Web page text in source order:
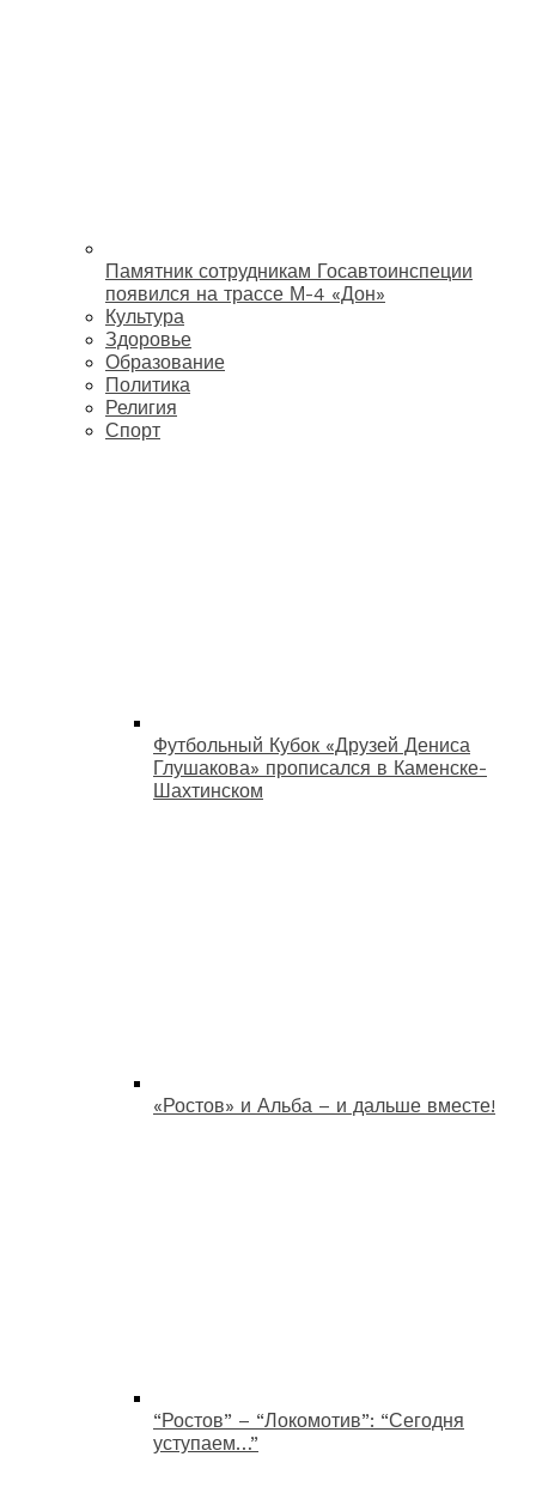
Памятник сотрудникам Госавтоинспеции
появился на трассе М-4 «Дон»
Культура
Здоровье
Образование
Политика
Религия
Спорт
Футбольный Кубок «Друзей Дениса
Глушакова» прописался в Каменске-
Шахтинском
«Ростов» и Альба – и дальше вместе!
“Ростов” – “Локомотив”: “Сегодня
уступаем…”